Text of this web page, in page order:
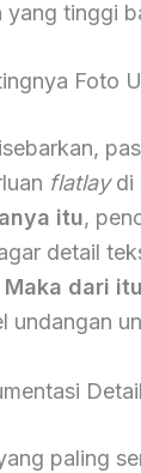
yang tinggi
Foto
flatlaydi
itu,
detail
Maka dari itu
undangan
paling